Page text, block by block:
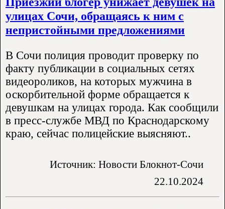
улицах Сочи, обращаясь к ним с
непристойными предложениями
В Сочи полиция проводит проверку по
факту публикации в социальных сетях
видеороликов, на которых мужчина в
оскорбительной форме обращается к
девушкам на улицах города. Как сообщили
в пресс-службе МВД по Краснодарскому
краю, сейчас полицейские выясняют..
Источник: Новости Блокнот-Сочи
22.10.2024